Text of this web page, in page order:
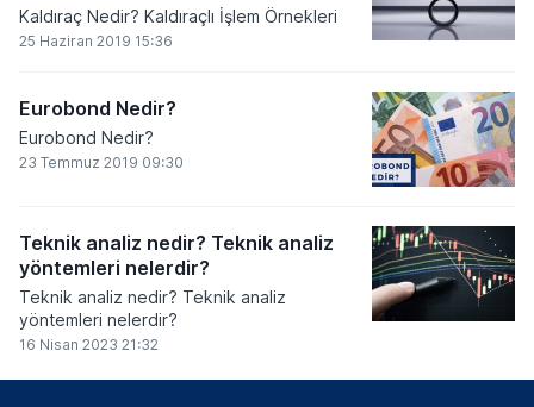
Kaldıraç Nedir? Kaldıraçlı İşlem Örnekleri
25 Haziran 2019 15:36
Eurobond Nedir?
Eurobond Nedir?
23 Temmuz 2019 09:30
Teknik analiz nedir? Teknik analiz
yöntemleri nelerdir?
Teknik analiz nedir? Teknik analiz
yöntemleri nelerdir?
16 Nisan 2023 21:32